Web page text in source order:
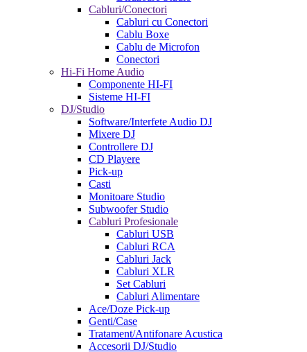
Cabluri/Conectori
Cabluri cu Conectori
Cablu Boxe
Cablu de Microfon
Conectori
Hi-Fi Home Audio
Componente HI-FI
Sisteme HI-FI
DJ/Studio
Software/Interfete Audio DJ
Mixere DJ
Controllere DJ
CD Playere
Pick-up
Casti
Monitoare Studio
Subwoofer Studio
Cabluri Profesionale
Cabluri USB
Cabluri RCA
Cabluri Jack
Cabluri XLR
Set Cabluri
Cabluri Alimentare
Ace/Doze Pick-up
Genti/Case
Tratament/Antifonare Acustica
Accesorii DJ/Studio